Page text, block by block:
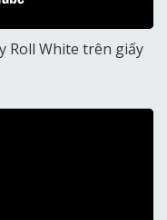
Roll White trên giấy